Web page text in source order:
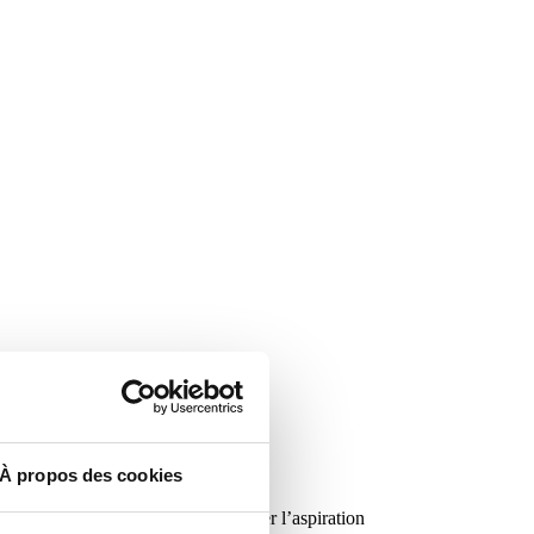
À propos des cookies
de la brosse permettent d’éviter l’aspiration